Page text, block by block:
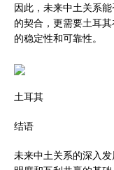
因此，未来中土关系
的契合，更需要土耳
的稳定性和可靠性。
土耳其
结语
未来中土关系的深入